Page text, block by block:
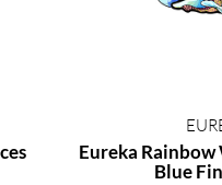
Eureka
Blue